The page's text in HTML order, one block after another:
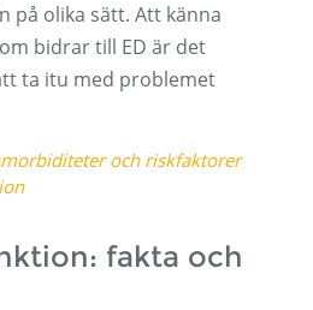
på olika sätt. Att känna
bidrar till ED är det
ta itu med problemet
och riskfaktorer
fakta och